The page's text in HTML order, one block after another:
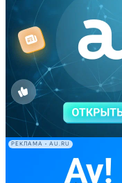
РЕКЛАМА • AU.RU